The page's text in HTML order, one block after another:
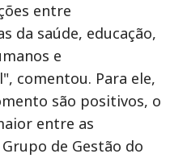
entre
da saúde, educação,
e
comentou. Para ele,
são positivos, o
entre as
de Gestão do